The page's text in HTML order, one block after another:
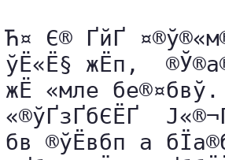
Ћ¤­ Є® ҐйҐ
ўЁ«Ё§ жЁп,
жЁ «м­ле
«®ўҐзҐбЄЁҐ
бв ­®ўЁвбп а